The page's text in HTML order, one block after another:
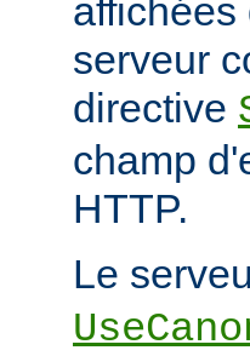
serveur
directive
champ
HTTP.
Le